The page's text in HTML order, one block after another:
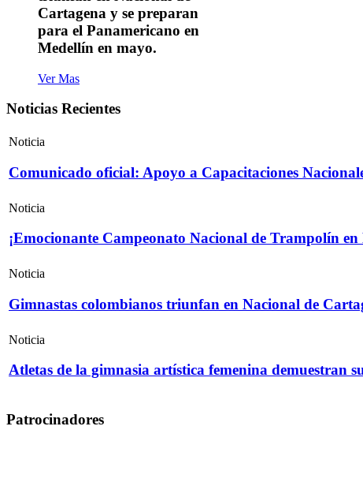
Cartagena y se preparan
para el Panamericano en
Medellín en mayo.
Ver Mas
Noticias Recientes
Noticia
Comunicado oficial: Apoyo a Capacitaciones
Noticia
¡Emocionante Campeonato Nacional de Trampolín
Noticia
Gimnastas colombianos triunfan en Nacional de
Noticia
Atletas de la gimnasia artística femenina demuestran
Patrocinadores